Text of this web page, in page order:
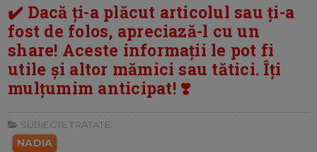
✔️ Dacă ți-a plăcut articolul sau ți-a
fost de folos, apreciază-l cu un
share! Aceste informații le pot fi
utile și altor mămici sau tătici. Îți
mulțumim anticipat! ❣️
SUBIECTE TRATATE:
NADIA